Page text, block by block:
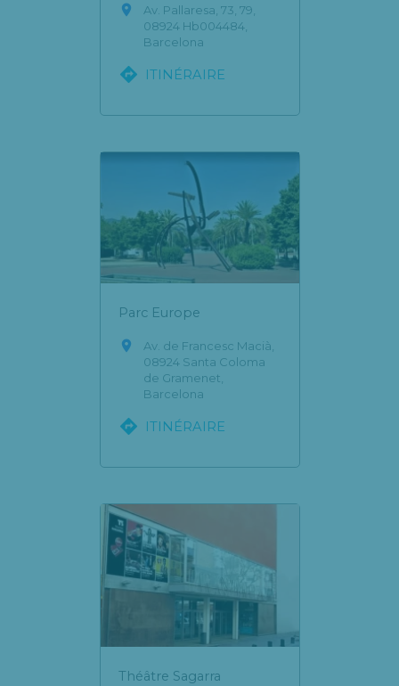

Av. Pallaresa, 73, 79,
08924 Hb004484,
Barcelona
 ITINÉRAIRE
Parc Europe

Av. de Francesc Macià,
08924 Santa Coloma
de Gramenet,
Barcelona
 ITINÉRAIRE
Théâtre Sagarra